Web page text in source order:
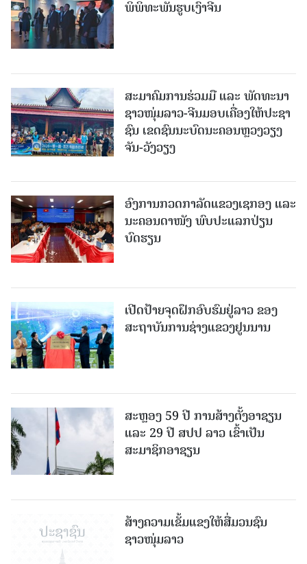
ພິພິທະພັນຮູບເງົາຈີນ
ສະມາຄົມການຮ່ວມມື ແລະ ພັດທະນາ
ຊາວໜຸ່ມລາວ-ຈີນມອບ​ເຄື່ອງ​ໃຫ້​ປະ​ຊາ​
ຊົນ ​ເຂດ​ຊົນ​ນະ​ບົດນະ​ຄອນຫຼວງວຽງ​
ຈັນ-ວັງ​ວຽງ
ອົງການກວດກາລັດແຂວງເຊກອງ ແລະ
ນະຄອນດາໜັງ ພົບປະແລກປ່ຽນ
ບົດຮຽນ
ເປີດປ້າຍຈຸດຝຶກອົບຮົມຢູ່ລາວ ຂອງ
ສະຖາບັນການຊ່າງແຂວງຢູນນານ
ສະຫຼອງ 59 ປີ ການສ້າງຕັ້ງອາຊຽນ
ແລະ 29 ປີ ສປປ ລາວ ເຂົ້າເປັນ
ສະມາຊິກອາຊຽນ
ສ້າງຄວາມເຂັ້ມແຂງໃຫ້ສື່ມວນຊົນ
ຊາວໜຸ່ມລາວ